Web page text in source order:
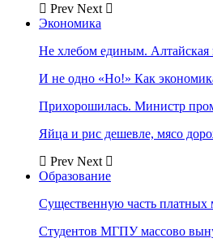
Prev Next
Экономика
Не хлебом единым.
И не одно «Но!» Как
Прихорошилась. Министр
Яйца и рис дешевле, мясо
Prev Next
Образование
Существенную часть платных
Студентов МГПУ массово